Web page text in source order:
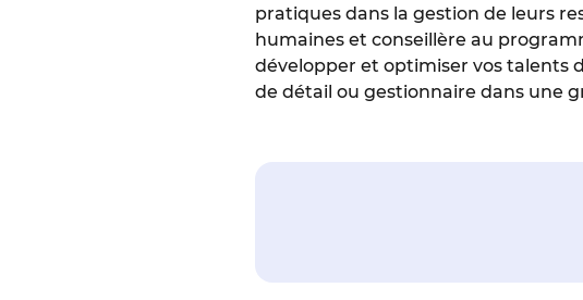
pratiques dans la gestion de leurs
humaines et conseillère au
développer et optimiser vos talents
de détail ou gestionnaire dans une